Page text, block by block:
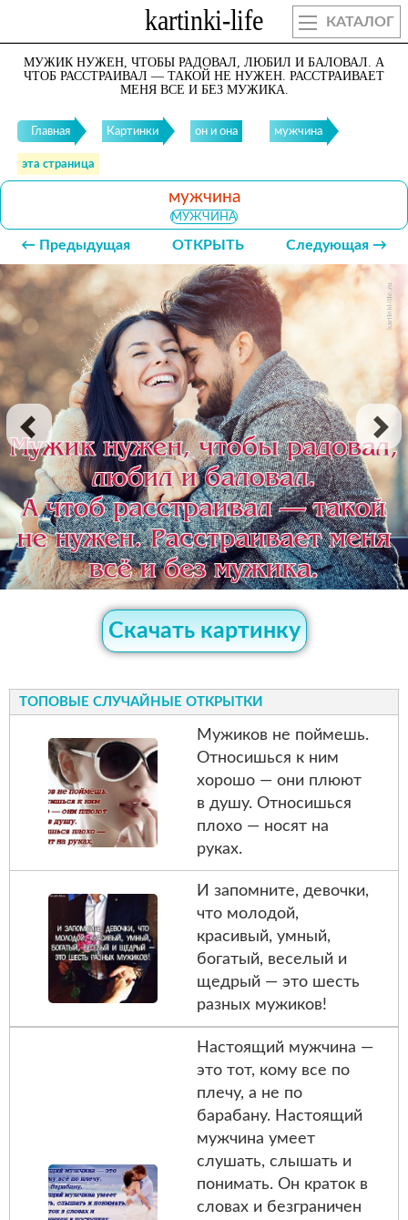
КАТАЛОГ
МУЖИК НУЖЕН, ЧТОБЫ РАДОВАЛ, ЛЮБИЛ И БАЛОВАЛ. А
ЧТОБ РАССТРАИВАЛ — ТАКОЙ НЕ НУЖЕН. РАССТРАИВАЕТ
МЕНЯ ВСЕ И БЕЗ МУЖИКА.
Главная Картинки он и она мужчина
эта страница
мужчина
МУЖЧИНА
← Предыдущая ОТКРЫТЬ Следующая →
Скачать картинку
ТОПОВЫЕ СЛУЧАЙНЫЕ ОТКРЫТКИ
Мужиков не поймешь.
Относишься к ним
хорошо — они плюют
в душу. Относишься
плохо — носят на
руках.
И запомните, девочки,
что молодой,
красивый, умный,
богатый, веселый и
щедрый — это шесть
разных мужиков!
Настоящий мужчина —
это тот, кому все по
плечу, а не по
барабану. Настоящий
мужчина умеет
слушать, слышать и
понимать. Он краток в
словах и безграничен